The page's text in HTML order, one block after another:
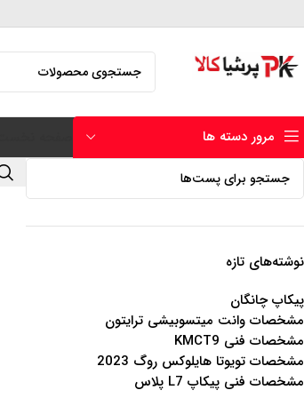
مرور دسته ها
نوشته‌های تازه
پیکاپ چانگان
مشخصات وانت میتسوبیشی ترایتون
مشخصات فنی KMCT9
مشخصات تویوتا هایلوکس روگ 2023
مشخصات فنی پیکاپ L7 پلاس